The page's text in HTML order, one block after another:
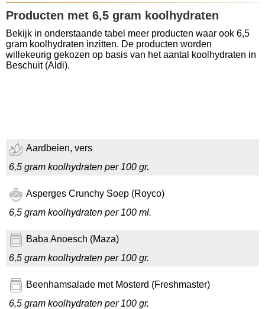
Producten met 6,5 gram koolhydraten
Bekijk in onderstaande tabel meer producten waar ook 6,5
gram koolhydraten inzitten. De producten worden
willekeurig gekozen op basis van het aantal koolhydraten in
Beschuit (Aldi).
Aardbeien, vers
6,5 gram koolhydraten per 100 gr.
Asperges Crunchy Soep (Royco)
6,5 gram koolhydraten per 100 ml.
Baba Anoesch (Maza)
6,5 gram koolhydraten per 100 gr.
Beenhamsalade met Mosterd (Freshmaster)
6,5 gram koolhydraten per 100 gr.